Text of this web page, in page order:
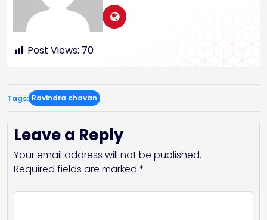
Post Views: 70
Tags: Ravindra chavan
Leave a Reply
Your email address will not be published.
Required fields are marked *